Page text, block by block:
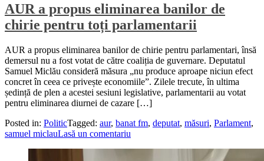
AUR a propus eliminarea banilor de
chirie pentru toți parlamentarii
AUR a propus eliminarea banilor de chirie pentru parlamentari, însă
demersul nu a fost votat de către coaliția de guvernare. Deputatul
Samuel Miclău consideră măsura „nu produce aproape niciun efect
concret în ceea ce privește economiile”. Zilele trecute, în ultima
ședință de plen a acestei sesiuni legislative, parlamentarii au votat
pentru eliminarea diurnei de cazare […]
Posted in: PoliticTagged: aur, banat fm, deputat, măsuri, Parlament,
samuel miclauLasă un comentariu